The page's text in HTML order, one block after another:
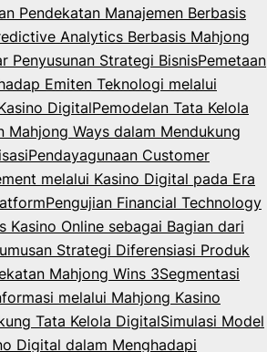
Pendekatan Manajemen Berbasis
Analytics Berbasis Mahjong
Penyusunan Strategi BisnisPemetaan
Emiten Teknologi melalui
DigitalPemodelan Tata Kelola
Mahjong Ways dalam Mendukung
Pendayagunaan Customer
melalui Kasino Digital pada Era
Pengujian Financial Technology
Kasino Online sebagai Bagian dari
Strategi Diferensiasi Produk
Mahjong Wins 3Segmentasi
melalui Mahjong Kasino
Tata Kelola DigitalSimulasi Model
Digital dalam Menghadapi